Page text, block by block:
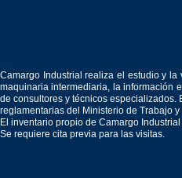
Camargo Industrial realiza el estudio y
maquinaria intermediaria, la información
de consultores y técnicos
reglamentarias del Ministerio de Trabajo
El inventario propio de Camargo
Se requiere cita previa para las visitas.